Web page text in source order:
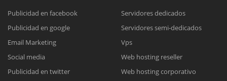
Publicidad en facebook
Publicidad en google
Email Marketing
Social media
Publicidad en twitter
Servidores dedicados
Servidores semi-dedicados
Vps
Web hosting reseller
Web hosting corporativo